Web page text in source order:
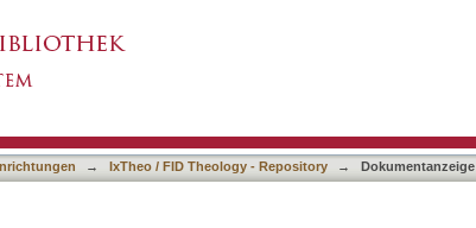
→ IxTheo / FID Theology - Repository → Dokumentanzeige